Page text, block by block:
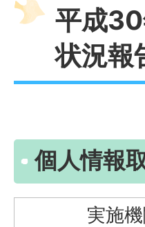
平成
状況報
個人情報
実施